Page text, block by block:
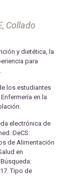
Collado
y dietética, la
para
los estudiantes
en la
electrónica de
DeCS:
de Alimentación
en
Tipo de